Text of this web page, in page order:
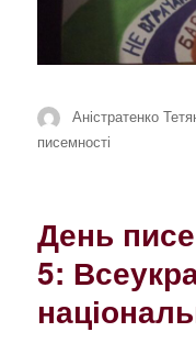
Автор
Аністратенко
писемності
День
5: